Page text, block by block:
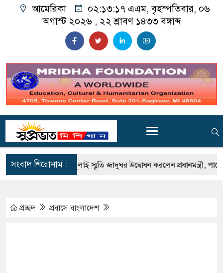
আমেরিকা ০২:১৩:১৮ এএম, বৃহস্পতিবার, ০৬
অগাস্ট ২০২৬ , ২২ শ্রাবণ ১৪৩৩ বঙ্গাব্দ
সংবাদ শিরোনাম :
জুলাই স্মৃতি জাদুঘর উদ্বোধন করলেন প্রধানমন্ত্রী, পাশে ছিলেন ড.
প্রচ্ছদ প্রবাসে বাংলাদেশ